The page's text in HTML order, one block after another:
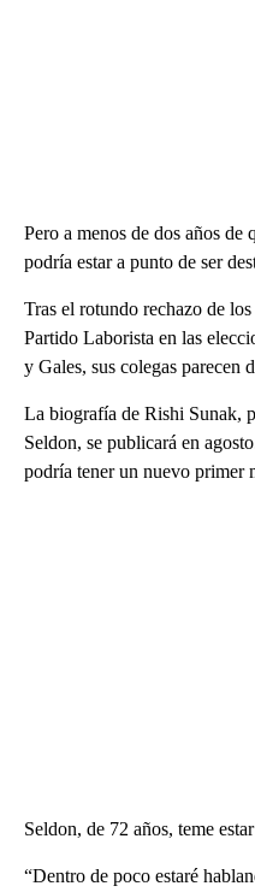
Pero a menos de dos años de
podría estar a punto de ser
Tras el rotundo rechazo de
Partido Laborista en las
y Gales, sus colegas parecen
La biografía de Rishi Sunak,
Seldon, se publicará en
podría tener un nuevo primer
Seldon, de 72 años, teme
“Dentro de poco estaré